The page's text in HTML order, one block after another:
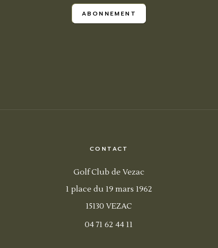
ABONNEMENT
CONTACT
Golf Club de Vezac
1 place du 19 mars 1962
15130 VEZAC
04 71 62 44 11